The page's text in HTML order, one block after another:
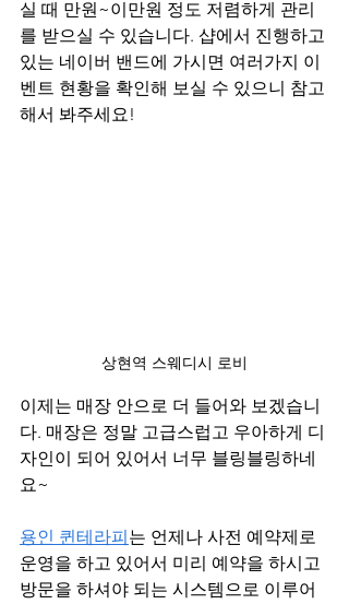
실 때 만원~이만원 정도 저렴하게 관리
를 받으실 수 있습니다. 샵에서 진행하고
있는 네이버 밴드에 가시면 여러가지 이
벤트 현황을 확인해 보실 수 있으니 참고
해서 봐주세요!
상현역 스웨디시 로비
이제는 매장 안으로 더 들어와 보겠습니
다. 매장은 정말 고급스럽고 우아하게 디
자인이 되어 있어서 너무 블링블링하네
요~
용인 퀸테라피 는 언제나 사전 예약제로
운영을 하고 있어서 미리 예약을 하시고
방문을 하셔야 되는 시스템으로 이루어